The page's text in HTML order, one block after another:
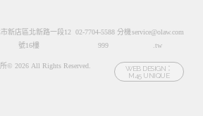
新店區北新路一段12
號16樓
02-7704-5588 分機
999
service@olaw.com
.tw
© 2026 All Rights Reserved.
WEB DESIGN：
M45 UNIQUE